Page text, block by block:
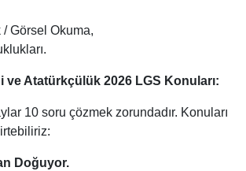
/ Görsel Okuma,
ve Atatürkçülük 2026 LGS Konuları:
10 soru çözmek zorundadır. Konuları
Doğuyor.